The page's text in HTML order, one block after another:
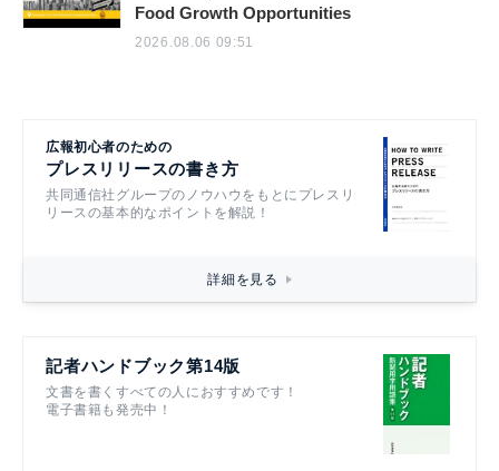
Food Growth Opportunities
2026.08.06 09:51
広報初心者のための
プレスリリースの書き方
共同通信社グループのノウハウをもとにプレスリ
リースの基本的なポイントを解説！
詳細を見る
記者ハンドブック第14版
文書を書くすべての人におすすめです！
電子書籍も発売中！